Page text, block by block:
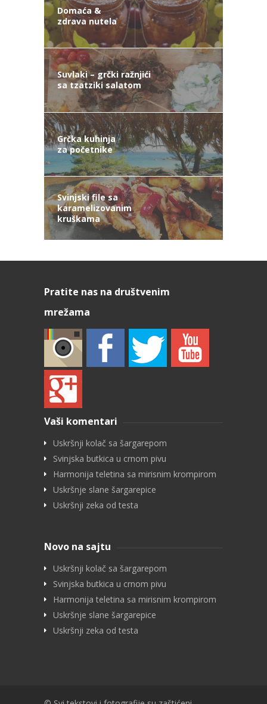
Domaća &
zdrava nutela
Suvlaki – grčki ražnjići
sa tzatziki salatom
Grčka kuhinja
za početnike
Svinjski file sa
karamelizovanim
kruškama
Pratite nas na društvenim
mrežama
Vaši komentari
Uskršnji kolač sa šargarepom
Svinjska butkica u crnom pivu
Harmonija teletina sa mirisnim krompirom
Uskršnje slane šargarepice
Uskršnji zeka od testa
Novo na sajtu
Uskršnji kolač sa šargarepom
Svinjska butkica u crnom pivu
Harmonija teletina sa mirisnim krompirom
Uskršnje slane šargarepice
Uskršnji zeka od testa